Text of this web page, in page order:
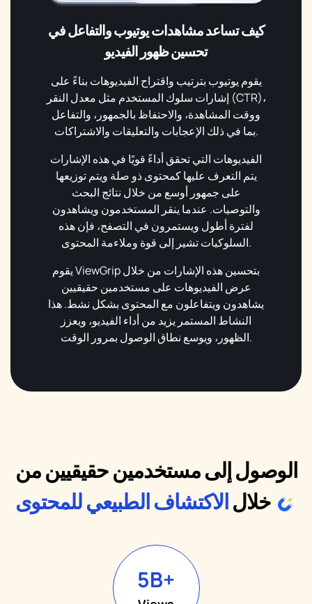
كيف تساعد مشاهدات يوتيوب والتفاعل في
تحسين ظهور الفيديو
يقوم يوتيوب بترتيب واقتراح الفيديوهات بناءً على
إشارات سلوك المستخدم مثل معدل النقر (CTR)،
ووقت المشاهدة، والاحتفاظ بالجمهور، والتفاعل
بما في ذلك الإعجابات والتعليقات والاشتراكات.
الفيديوهات التي تحقق أداءً قويًا في هذه الإشارات
يتم التعرف عليها كمحتوى ذو صلة ويتم توزيعها
على جمهور أوسع من خلال نتائج البحث
والتوصيات. عندما ينقر المستخدمون ويشاهدون
لفترة أطول ويستمرون في التصفح، فإن هذه
السلوكيات تشير إلى قوة وملاءمة المحتوى.
يقوم ViewGrip بتحسين هذه الإشارات من خلال
عرض الفيديوهات على مستخدمين حقيقيين
يشاهدون ويتفاعلون مع المحتوى بشكل نشط. هذا
النشاط المستمر يزيد من أداء الفيديو، ويعزز
الظهور، ويوسع نطاق الوصول بمرور الوقت.
الوصول إلى مستخدمين حقيقيين من
خلالالاكتشاف الطبيعي للمحتوى
5B+